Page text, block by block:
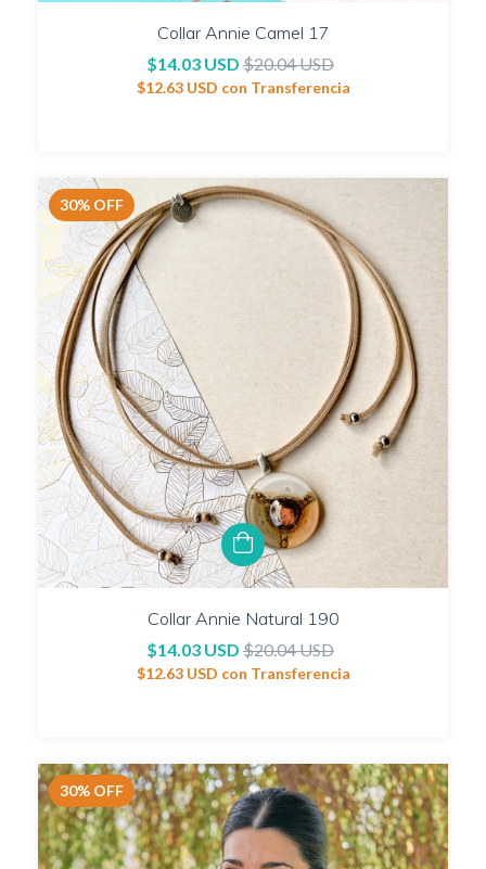
Collar Annie Camel 17
$14.03 USD $20.04 USD
$12.63 USD con Transferencia
30% OFF
Collar Annie Natural 190
$14.03 USD $20.04 USD
$12.63 USD con Transferencia
30% OFF